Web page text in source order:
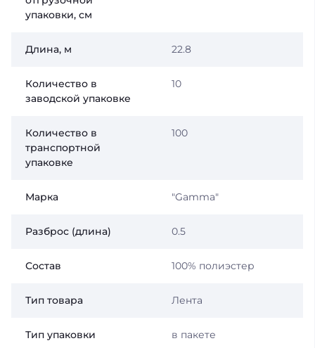
упаковки, см
Длина, м 22.8
Количество в
заводской упаковке
10
Количество в
транспортной
упаковке
100
Марка "Gamma"
Разброс (длина) 0.5
Состав 100% полиэстер
Тип товара Лента
Тип упаковки в пакете